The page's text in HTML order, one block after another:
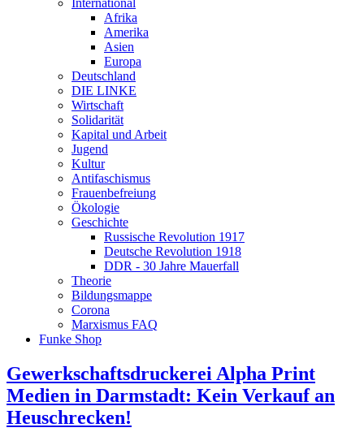
International
Afrika
Amerika
Asien
Europa
Deutschland
DIE LINKE
Wirtschaft
Solidarität
Kapital und Arbeit
Jugend
Kultur
Antifaschismus
Frauenbefreiung
Ökologie
Geschichte
Russische Revolution 1917
Deutsche Revolution 1918
DDR - 30 Jahre Mauerfall
Theorie
Bildungsmappe
Corona
Marxismus FAQ
Funke Shop
Gewerkschaftsdruckerei Alpha Print
Medien in Darmstadt: Kein Verkauf an
Heuschrecken!